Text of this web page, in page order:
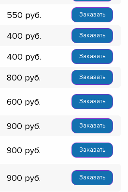
550 Заказать
400 Заказать
400 Заказать
800 Заказать
600 Заказать
900 Заказать
900 Заказать
900 Заказать